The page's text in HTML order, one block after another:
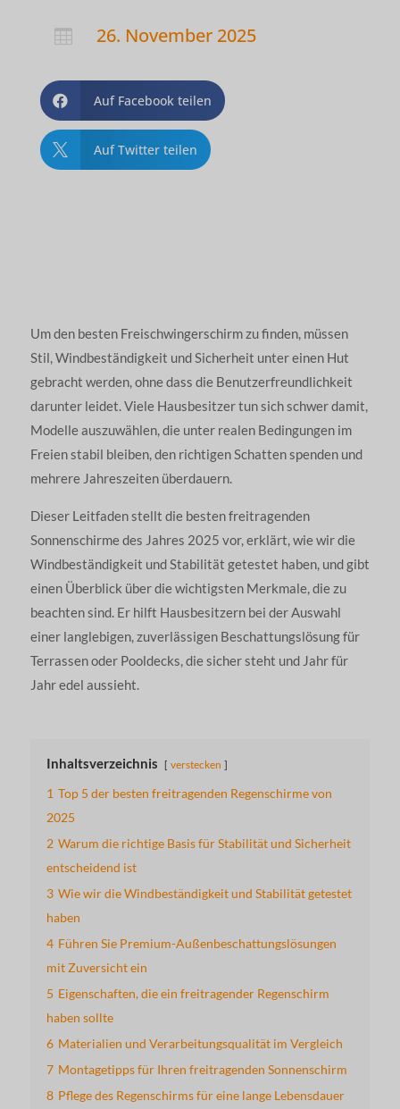
 26. November 2025
 Auf Facebook teilen
 Auf Twitter teilen
Um den besten Freischwingerschirm zu finden, müssen
Stil, Windbeständigkeit und Sicherheit unter einen Hut
gebracht werden, ohne dass die Benutzerfreundlichkeit
darunter leidet. Viele Hausbesitzer tun sich schwer damit,
Modelle auszuwählen, die unter realen Bedingungen im
Freien stabil bleiben, den richtigen Schatten spenden und
mehrere Jahreszeiten überdauern.
Dieser Leitfaden stellt die besten freitragenden
Sonnenschirme des Jahres 2025 vor, erklärt, wie wir die
Windbeständigkeit und Stabilität getestet haben, und gibt
einen Überblick über die wichtigsten Merkmale, die zu
beachten sind. Er hilft Hausbesitzern bei der Auswahl
einer langlebigen, zuverlässigen Beschattungslösung für
Terrassen oder Pooldecks, die sicher steht und Jahr für
Jahr edel aussieht.
Inhaltsverzeichnis verstecken
1 Top 5 der besten freitragenden Regenschirme von
2025
2 Warum die richtige Basis für Stabilität und Sicherheit
entscheidend ist
3 Wie wir die Windbeständigkeit und Stabilität getestet
haben
4 Führen Sie Premium-Außenbeschattungslösungen
mit Zuversicht ein
5 Eigenschaften, die ein freitragender Regenschirm
haben sollte
6 Materialien und Verarbeitungsqualität im Vergleich
7 Montagetipps für Ihren freitragenden Sonnenschirm
8 Pflege des Regenschirms für eine lange Lebensdauer